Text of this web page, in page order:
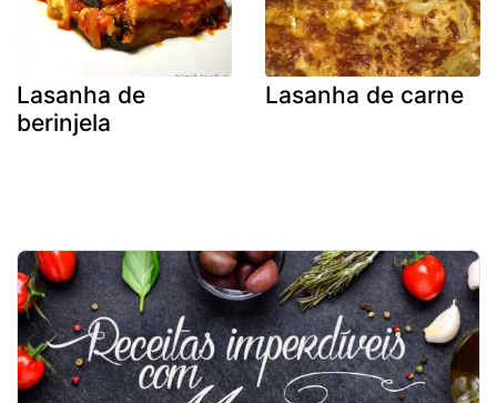
Lasanha de
berinjela
Lasanha de carne